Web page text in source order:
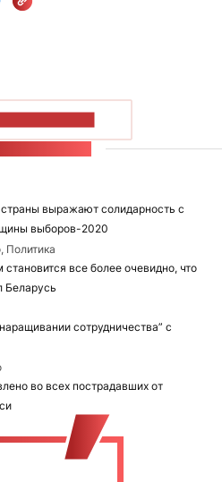
выражают солидарность с
выборов-2020
Политика
все более очевидно, что
Беларусь
сотрудничества” с
во всех пострадавших от